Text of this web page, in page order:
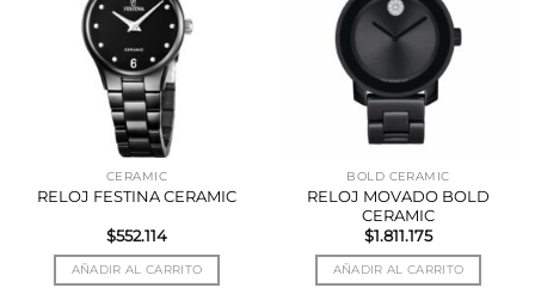
CERAMIC
RELOJ FESTINA CERAMIC
$552.114
AÑADIR AL CARRITO
BOLD CERAMIC
RELOJ MOVADO BOLD
CERAMIC
$1.811.175
AÑADIR AL CARRITO